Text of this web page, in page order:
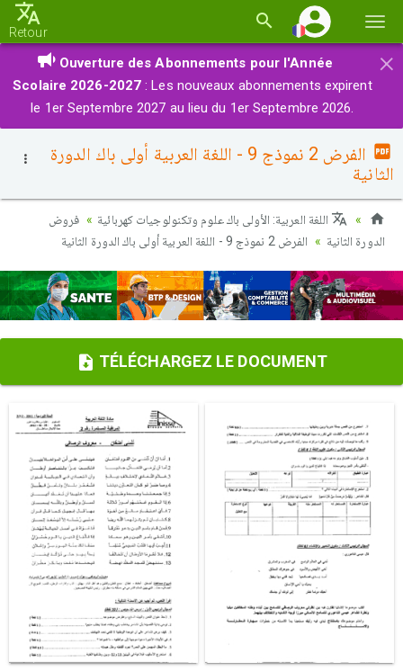
la
Retour
×
Ouverture des Abonnements pour l'Année
Scolaire 2026-2027 : Les nouveaux abonnements expirent
le 1er Septembre 2027 au lieu du 1er Septembre 2026.
الفرض 2 نموذج 9 - اللغة العربية أولى باك الدورة
الثانية
اللغة العربية: الأولى باك علوم وتكنولوجيات كهربائية
فروض
الدورة الثانية
الفرض 2 نموذج 9 - اللغة العربية أولى باك الدورة الثانية
TÉLÉCHARGEZ LE DOCUMENT